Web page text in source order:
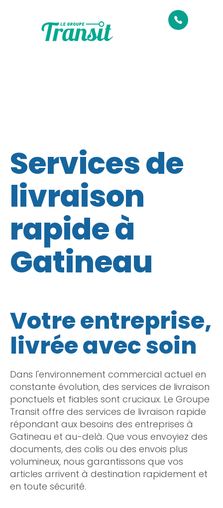
Services de
livraison
rapide à
Gatineau
Votre entreprise,
livrée avec soin
Dans l'environnement commercial actuel en
constante évolution, des services de livraison
ponctuels et fiables sont cruciaux. Le Groupe
Transit offre des services de livraison rapide
répondant aux besoins des entreprises à
Gatineau et au-delà. Que vous envoyiez des
documents, des colis ou des envois plus
volumineux, nous garantissons que vos
articles arrivent à destination rapidement et
en toute sécurité.